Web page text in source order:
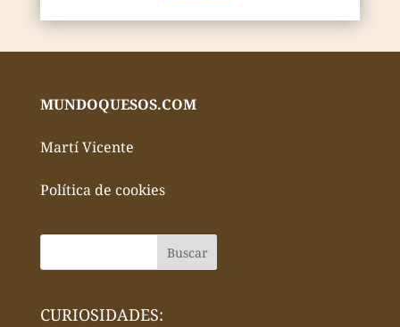
MUNDOQUESOS.COM
Martí Vicente
Política de cookies
CURIOSIDADES: